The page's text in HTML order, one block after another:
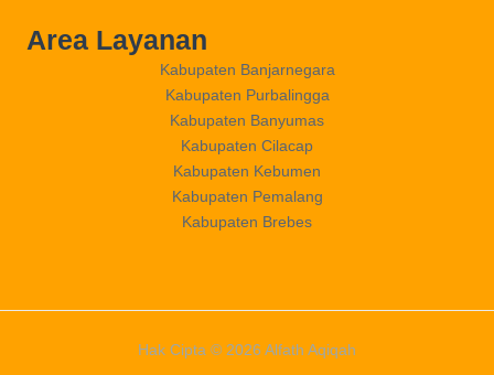
Area Layanan
Kabupaten Banjarnegara
Kabupaten Purbalingga
Kabupaten Banyumas
Kabupaten Cilacap
Kabupaten Kebumen
Kabupaten Pemalang
Kabupaten Brebes
Hak Cipta © 2026 Alfath Aqiqah